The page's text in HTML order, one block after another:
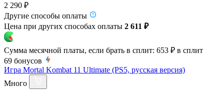
2 290 ₽
Другие способы оплаты
Цена при других способах оплаты 2 611 ₽
Сумма месячной платы, если брать в сплит: 653 ₽ в сплит
69 бонусов
Игра Mortal Kombat 11 Ultimate (PS5, русская версия)
Много